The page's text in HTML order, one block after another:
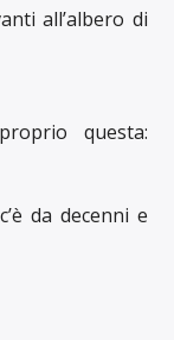
all’albero di
questa:
da decenni e